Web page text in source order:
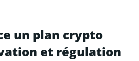
un plan crypto
et régulation